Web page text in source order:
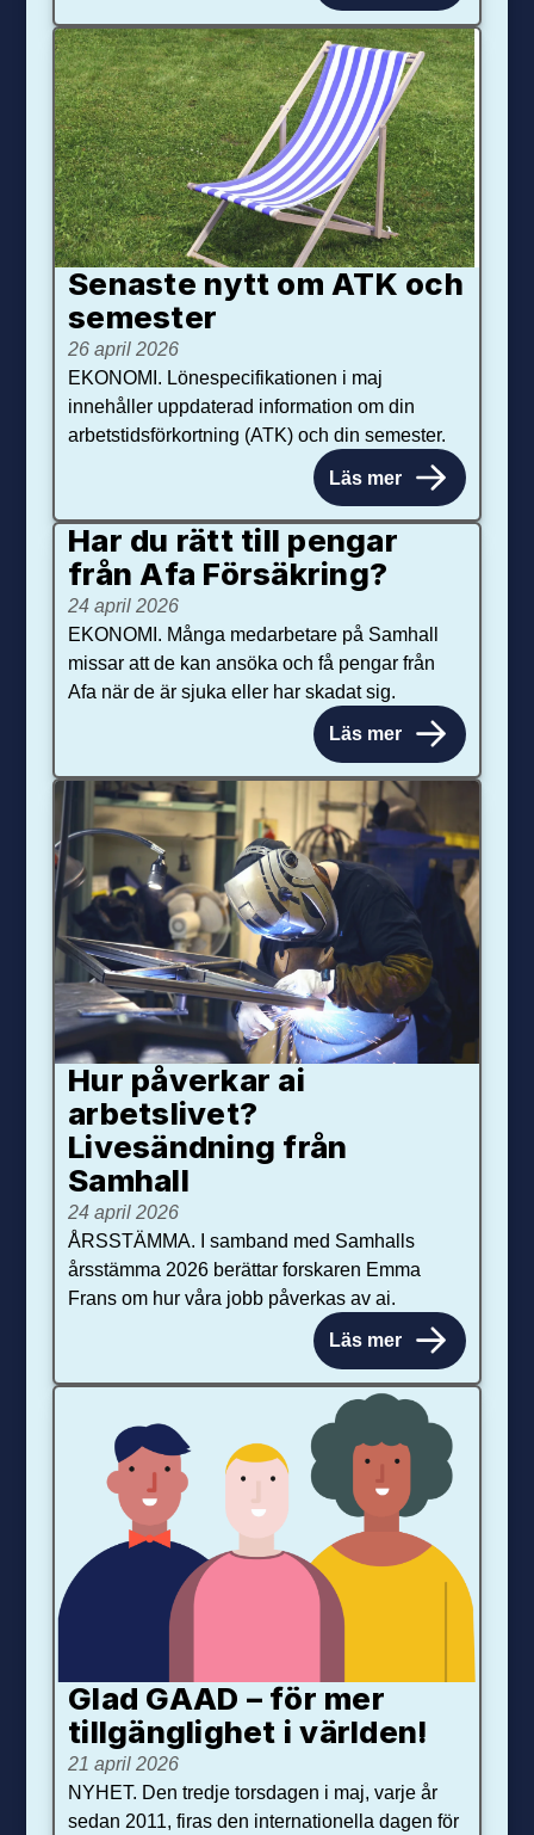
Senaste nytt om ATK och
se­mester
26 april 2026
EKONOMI. Lönespecifikationen i maj
innehåller uppdaterad information om din
arbetstidsförkortning (ATK) och din semester.
Läs mer
Har du rätt till pengar
från Afa Försäkring?
24 april 2026
EKONOMI. Många medarbetare på Samhall
missar att de kan ansöka och få pengar från
Afa när de är sjuka eller har skadat sig.
Läs mer
Hur påverkar ai
arbetslivet?
Livesändning från
Samhall
24 april 2026
ÅRSSTÄMMA. I samband med Samhalls
årsstämma 2026 berättar forskaren Emma
Frans om hur våra jobb påverkas av ai.
Läs mer
Glad GAAD – för mer
tillgänglighet i världen!
21 april 2026
NYHET. Den tredje torsdagen i maj, varje år
sedan 2011, firas den internationella dagen för